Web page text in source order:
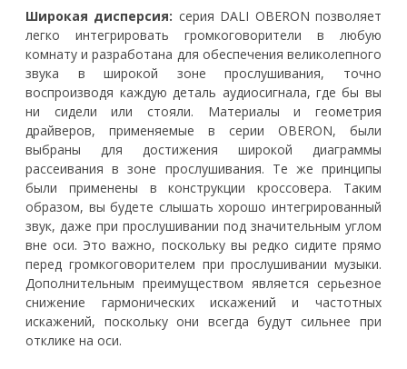
Широкая дисперсия: серия DALI OBERON позволяет
легко интегрировать громкоговорители в любую
комнату и разработана для обеспечения великолепного
звука в широкой зоне прослушивания, точно
воспроизводя каждую деталь аудиосигнала, где бы вы
ни сидели или стояли. Материалы и геометрия
драйверов, применяемые в серии OBERON, были
выбраны для достижения широкой диаграммы
рассеивания в зоне прослушивания. Те же принципы
были применены в конструкции кроссовера. Таким
образом, вы будете слышать хорошо интегрированный
звук, даже при прослушивании под значительным углом
вне оси. Это важно, поскольку вы редко сидите прямо
перед громкоговорителем при прослушивании музыки.
Дополнительным преимуществом является серьезное
снижение гармонических искажений и частотных
искажений, поскольку они всегда будут сильнее при
отклике на оси.